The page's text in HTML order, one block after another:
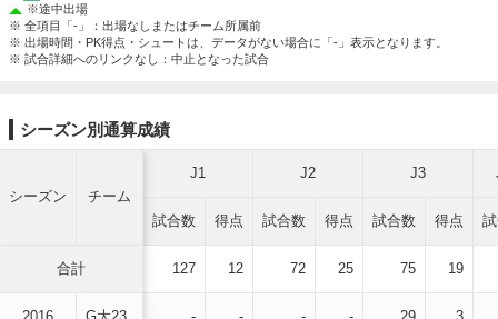
※途中出場
※ 全項目「-」：出場なしまたはチーム所属前
※ 出場時間・PK得点・シュートは、データがない場合に「-」表示となります。
※ 試合詳細へのリンクなし：中止となった試合
シーズン別通算成績
シーズン チーム
J1 J2 J3
試合数 得点 試合数 得点 試合数 得点
合計 127 12 72 25 75 19